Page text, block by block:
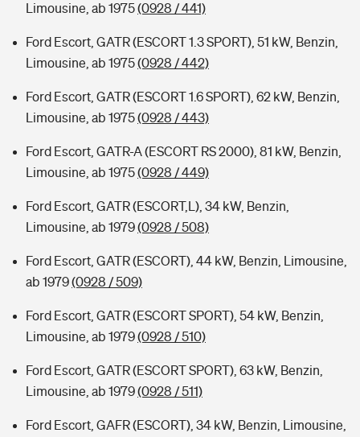
Limousine, ab 1975(0928 / 441)
Ford Escort, GATR (ESCORT 1.3 SPORT), 51 kW, Benzin,
Limousine, ab 1975(0928 / 442)
Ford Escort, GATR (ESCORT 1.6 SPORT), 62 kW, Benzin,
Limousine, ab 1975(0928 / 443)
Ford Escort, GATR-A (ESCORT RS 2000), 81 kW, Benzin,
Limousine, ab 1975(0928 / 449)
Ford Escort, GATR (ESCORT,L), 34 kW, Benzin,
Limousine, ab 1979(0928 / 508)
Ford Escort, GATR (ESCORT), 44 kW, Benzin, Limousine,
ab 1979(0928 / 509)
Ford Escort, GATR (ESCORT SPORT), 54 kW, Benzin,
Limousine, ab 1979(0928 / 510)
Ford Escort, GATR (ESCORT SPORT), 63 kW, Benzin,
Limousine, ab 1979(0928 / 511)
Ford Escort, GAFR (ESCORT), 34 kW, Benzin, Limousine,